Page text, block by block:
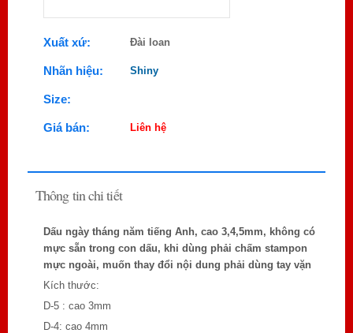
Xuất xứ: Đài loan
Nhãn hiệu: Shiny
Size:
Giá bán: Liên hệ
Thông tin chi tiết
Dấu ngày tháng năm tiếng Anh, cao 3,4,5mm, không có
mực sẵn trong con dấu, khi dùng phải chấm stampon
mực ngoài, muốn thay đổi nội dung phải dùng tay vặn
Kích thước:
D-5 : cao 3mm
D-4: cao 4mm